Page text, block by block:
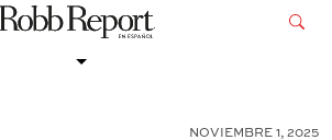
NOVIEMBRE 1, 2025